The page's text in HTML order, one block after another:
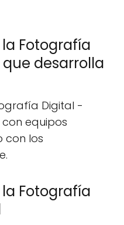
Fotografía
desarrolla
Digital -
equipos
con los
Fotografía